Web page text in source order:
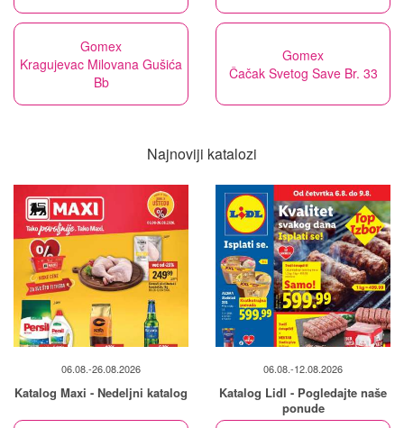
Gomex
Kragujevac Milovana Gušića
Bb
Gomex
Čačak Svetog Save Br. 33
Najnoviji katalozi
06.08.-26.08.2026
Katalog Maxi - Nedeljni katalog
06.08.-12.08.2026
Katalog Lidl - Pogledajte naše
ponude